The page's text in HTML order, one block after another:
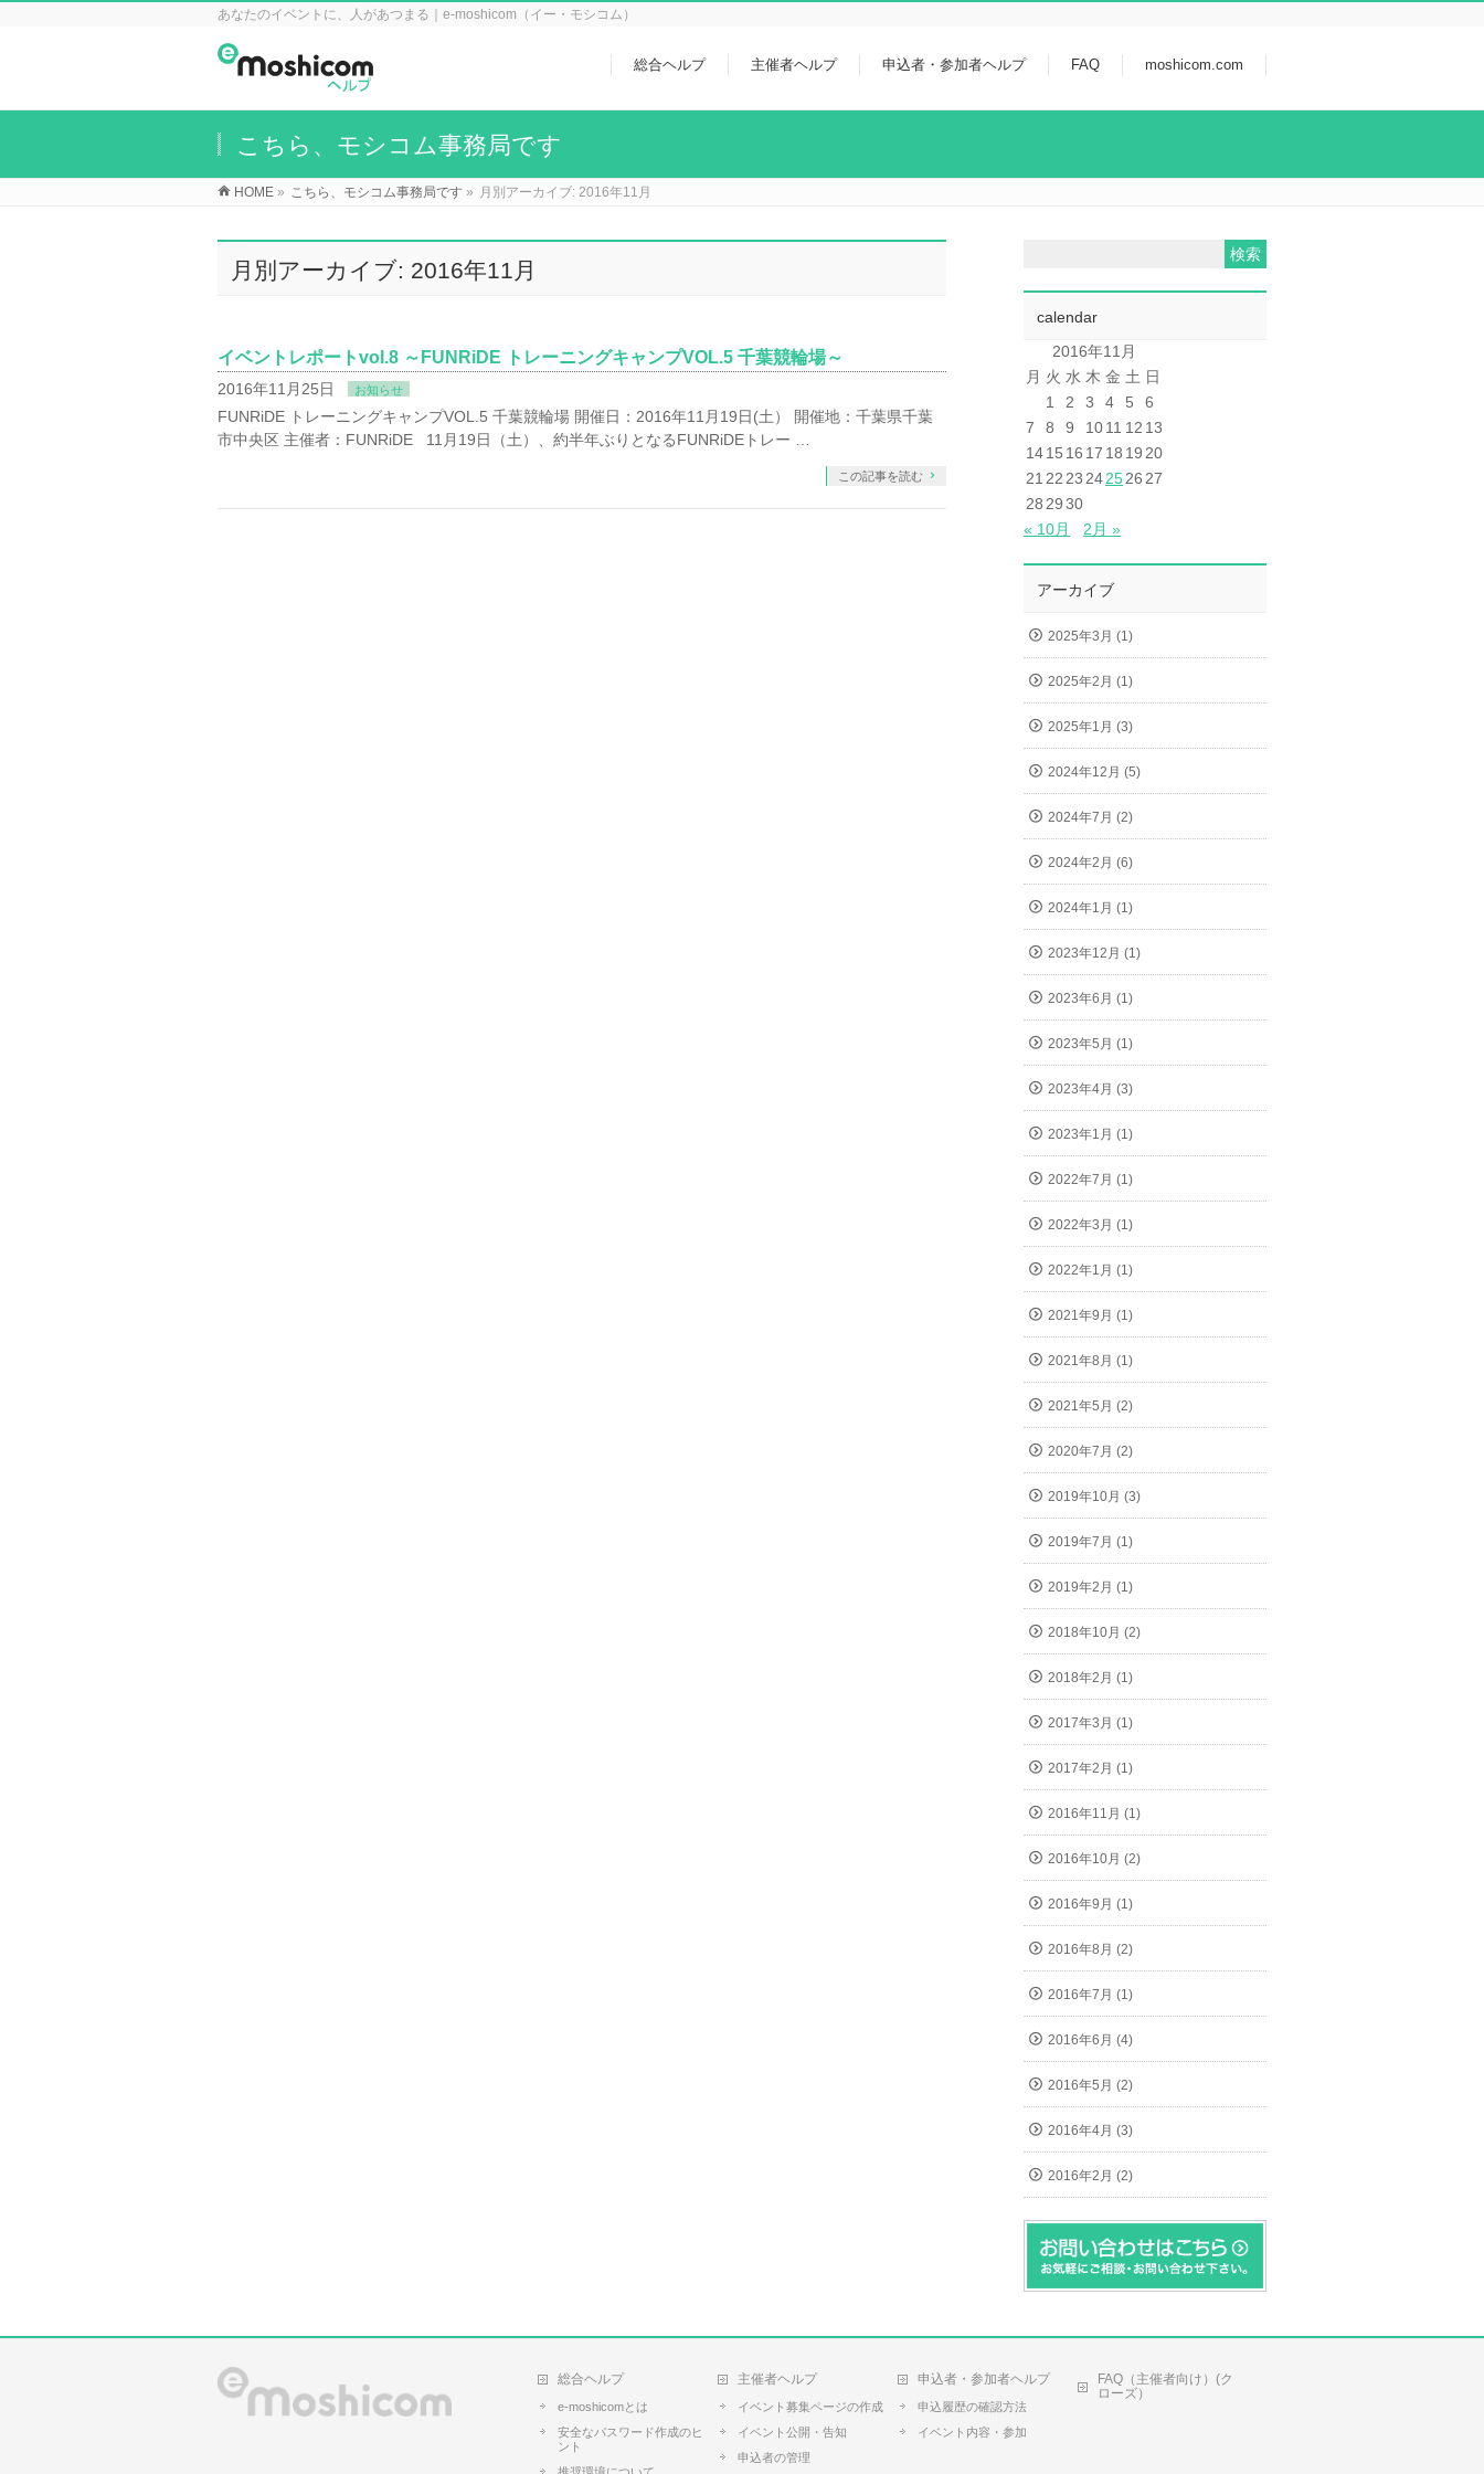
あなたのイベントに、人があつまる｜e-moshicom（イー・モシコム）
総合ヘルプ 主催者ヘルプ 申込者・参加者ヘルプ FAQ moshicom.com
こちら、モシコム事務局です
HOME » こちら、モシコム事務局です » 月別アーカイブ: 2016年11月
月別アーカイブ: 2016年11月
イベントレポートvol.8 ～FUNRiDE トレーニングキャンプVOL.5 千葉競輪場～
2016年11月25日 お知らせ
FUNRiDE トレーニングキャンプVOL.5 千葉競輪場 開催日：2016年11月19日(土） 開催地：千葉県千葉
市中央区 主催者：FUNRiDE 11月19日（土）、約半年ぶりとなるFUNRiDEトレー …
この記事を読む
calendar
2016年11月
月 火 水 木 金 土 日
1
2 3 4 5
6
7
8 9 1011 12 13
1415 16 17 18 19 20
21 22 23 242526 27
28 2930
« 10月
2月 »
アーカイブ
2025年3月 (1)
2025年2月 (1)
2025年1月 (3)
2024年12月 (5)
2024年7月 (2)
2024年2月 (6)
2024年1月 (1)
2023年12月 (1)
2023年6月 (1)
2023年5月 (1)
2023年4月 (3)
2023年1月 (1)
2022年7月 (1)
2022年3月 (1)
2022年1月 (1)
2021年9月 (1)
2021年8月 (1)
2021年5月 (2)
2020年7月 (2)
2019年10月 (3)
2019年7月 (1)
2019年2月 (1)
2018年10月 (2)
2018年2月 (1)
2017年3月 (1)
2017年2月 (1)
2016年11月 (1)
2016年10月 (2)
2016年9月 (1)
2016年8月 (2)
2016年7月 (1)
2016年6月 (4)
2016年5月 (2)
2016年4月 (3)
2016年2月 (2)
総合ヘルプ
e-moshicomとは
安全なパスワード作成のヒ
ント
主催者ヘルプ
イベント募集ページの作成
イベント公開・告知
申込者の管理
申込者・参加者ヘルプ
申込履歴の確認方法
イベント内容・参加
FAQ（主催者向け）(ク
ローズ）